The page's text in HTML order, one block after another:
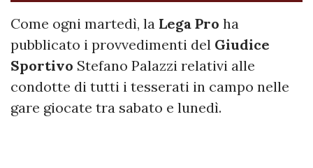
Come ogni martedì, la Lega Pro ha
pubblicato i provvedimenti del Giudice
Sportivo Stefano Palazzi relativi alle
condotte di tutti i tesserati in campo nelle
gare giocate tra sabato e lunedì.